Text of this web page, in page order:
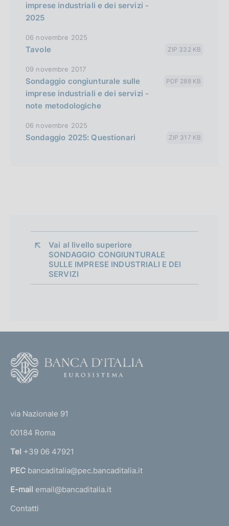
imprese industriali e dei servizi -
2025
06 novembre 2025
Tavole ZIP 332 KB
09 novembre 2017
Sondaggio congiunturale sulle
imprese industriali e dei servizi -
note metodologiche
PDF 288 KB
06 novembre 2025
Sondaggio 2025: Questionari ZIP 317 KB
Vai al livello superiore
SONDAGGIO CONGIUNTURALE
SULLE IMPRESE INDUSTRIALI E DEI
SERVIZI
r
n
a
l
'
via Nazionale 91
00184 Roma
Tel +39 06 47921
PEC bancaditalia@pec.bancaditalia.it
E-mail email@bancaditalia.it
Contatti